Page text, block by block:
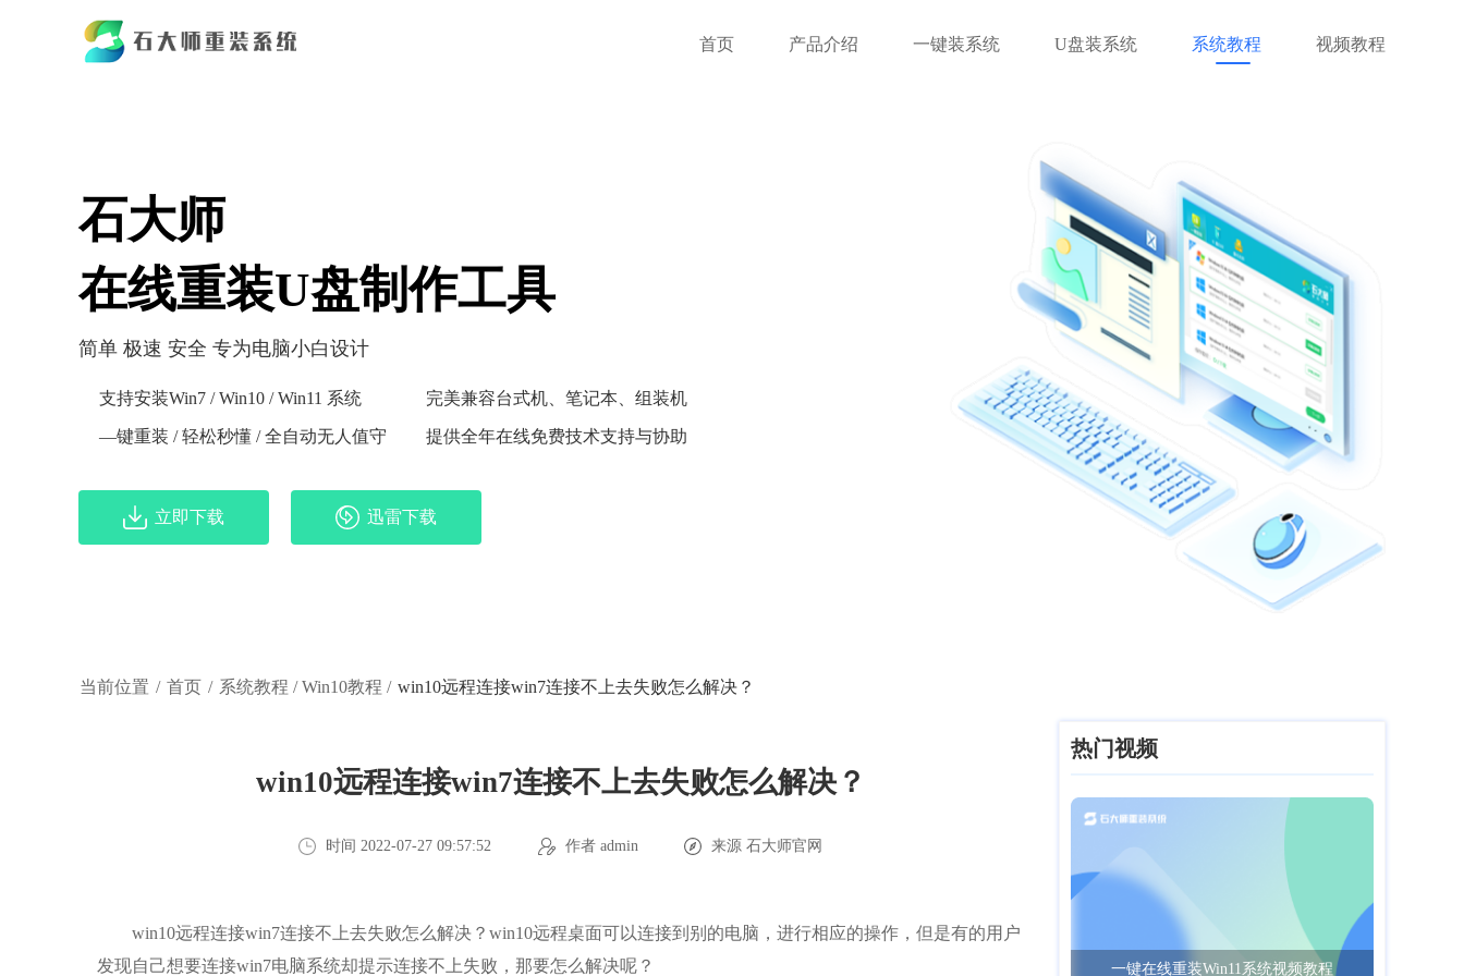
首页 产品介绍 一键装系统 U盘装系统 系统教程 视频教程
石大师
在线重装U盘制作工具
简单 极速 安全 专为电脑小白设计
支持安装Win7 / Win10 / Win11 系统 完美兼容台式机、笔记本、组装机
—键重装 / 轻松秒懂 / 全自动无人值守 提供全年在线免费技术支持与协助
立即下载 迅雷下载
当前位置 / 首页 / 系统教程 /Win10教程 / win10远程连接win7连接不上去失败怎么解决？
win10远程连接win7连接不上去失败怎么解决？
时间 2022-07-27 09:57:52 作者 admin 来源石大师官网
win10远程连接win7连接不上去失败怎么解决？win10远程桌面可以连接到别的电脑，进行相应的操作，但是有的用户
发现自己想要连接win7电脑系统却提示连接不上失败，那要怎么解决呢？
热门视频
一键在线重装Win11系统视频教程